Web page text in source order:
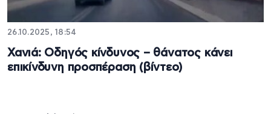
26.10.2025, 18:54
Χανιά: Οδηγός κίνδυνος – θάνατος κάνει
επικίνδυνη προσπέραση (βίντεο)